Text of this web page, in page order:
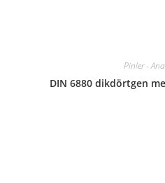
Pinler -
DIN 6880 dikdörtgen